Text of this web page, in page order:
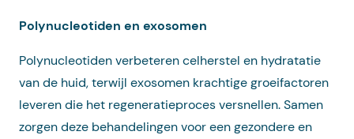
Polynucleotiden en exosomen
Polynucleotiden verbeteren celherstel en hydratatie
van de huid, terwijl exosomen krachtige groeifactoren
leveren die het regeneratieproces versnellen. Samen
zorgen deze behandelingen voor een gezondere en